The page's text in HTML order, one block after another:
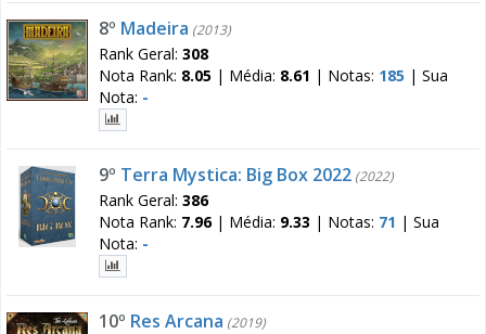
8º Madeira (2013)
Rank Geral: 308
Nota Rank: 8.05 | Média: 8.61 | Notas: 185 | Sua
Nota: -
9º Terra Mystica: Big Box 2022 (2022)
Rank Geral: 386
Nota Rank: 7.96| Média: 9.33 | Notas: 71 | Sua
Nota: -
10º Res Arcana (2019)